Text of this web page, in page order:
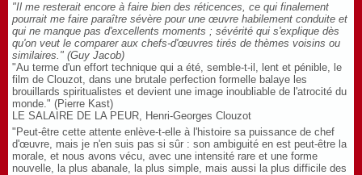
"Il me resterait encore à faire bien des réticences, ce qui finalement
pourrait me faire paraître sévère pour une œuvre habilement conduite et
qui ne manque pas d'excellents moments ; sévérité qui s'explique dès
qu'on veut le comparer aux chefs-d'œuvres tirés de thèmes voisins ou
similaires." (Guy Jacob)
"Au terme d'un effort technique qui a été, semble-t-il, lent et pénible, le
film de Clouzot, dans une brutale perfection formelle balaye les
brouillards spiritualistes et devient une image inoubliable de l'atrocité du
monde." (Pierre Kast)
LE SALAIRE DE LA PEUR, Henri-Georges Clouzot
"Peut-être cette attente enlève-t-elle à l'histoire sa puissance de chef
d'œuvre, mais je n'en suis pas si sûr : son ambiguité en est peut-être la
morale, et nous avons vécu, avec une intensité rare et une forme
nouvelle, la plus abanale, la plus simple, mais aussi la plus difficile des